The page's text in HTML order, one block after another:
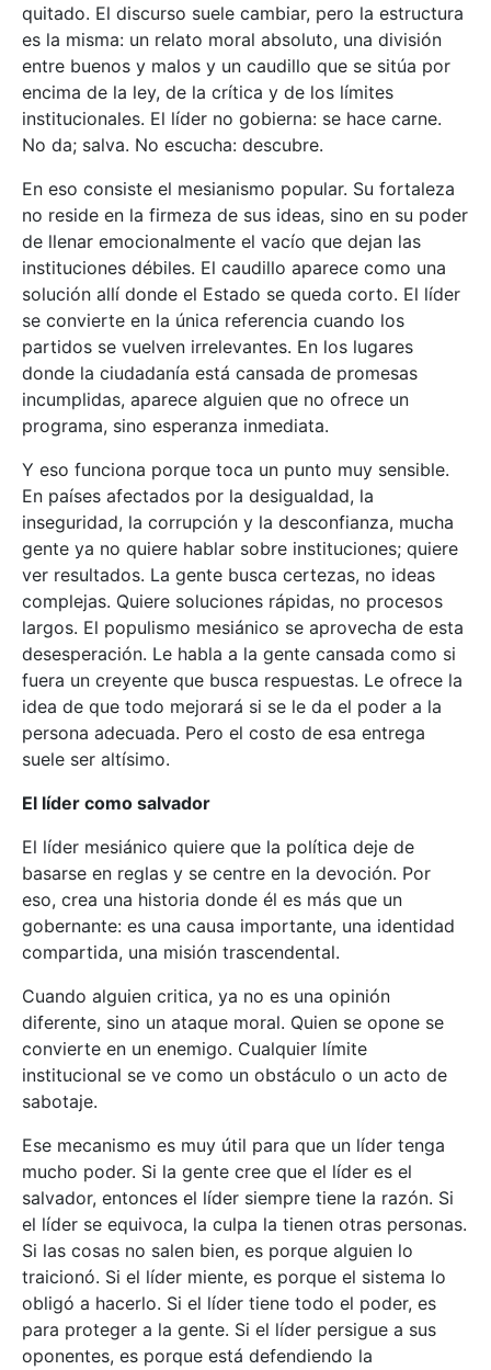
quitado. El discurso suele cambiar, pero la estructura
es la misma: un relato moral absoluto, una división
entre buenos y malos y un caudillo que se sitúa por
encima de la ley, de la crítica y de los límites
institucionales. El líder no gobierna: se hace carne.
No da; salva. No escucha: descubre.
En eso consiste el mesianismo popular. Su fortaleza
no reside en la firmeza de sus ideas, sino en su poder
de llenar emocionalmente el vacío que dejan las
instituciones débiles. El caudillo aparece como una
solución allí donde el Estado se queda corto. El líder
se convierte en la única referencia cuando los
partidos se vuelven irrelevantes. En los lugares
donde la ciudadanía está cansada de promesas
incumplidas, aparece alguien que no ofrece un
programa, sino esperanza inmediata.
Y eso funciona porque toca un punto muy sensible.
En países afectados por la desigualdad, la
inseguridad, la corrupción y la desconfianza, mucha
gente ya no quiere hablar sobre instituciones; quiere
ver resultados. La gente busca certezas, no ideas
complejas. Quiere soluciones rápidas, no procesos
largos. El populismo mesiánico se aprovecha de esta
desesperación. Le habla a la gente cansada como si
fuera un creyente que busca respuestas. Le ofrece la
idea de que todo mejorará si se le da el poder a la
persona adecuada. Pero el costo de esa entrega
suele ser altísimo.
El líder como salvador
El líder mesiánico quiere que la política deje de
basarse en reglas y se centre en la devoción. Por
eso, crea una historia donde él es más que un
gobernante: es una causa importante, una identidad
compartida, una misión trascendental.
Cuando alguien critica, ya no es una opinión
diferente, sino un ataque moral. Quien se opone se
convierte en un enemigo. Cualquier límite
institucional se ve como un obstáculo o un acto de
sabotaje.
Ese mecanismo es muy útil para que un líder tenga
mucho poder. Si la gente cree que el líder es el
salvador, entonces el líder siempre tiene la razón. Si
el líder se equivoca, la culpa la tienen otras personas.
Si las cosas no salen bien, es porque alguien lo
traicionó. Si el líder miente, es porque el sistema lo
obligó a hacerlo. Si el líder tiene todo el poder, es
para proteger a la gente. Si el líder persigue a sus
oponentes, es porque está defendiendo la